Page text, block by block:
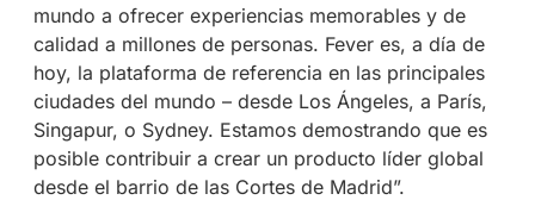
mundo a ofrecer experiencias memorables y de
calidad a millones de personas. Fever es, a día de
hoy, la plataforma de referencia en las principales
ciudades del mundo – desde Los Ángeles, a París,
Singapur, o Sydney. Estamos demostrando que es
posible contribuir a crear un producto líder global
desde el barrio de las Cortes de Madrid”.